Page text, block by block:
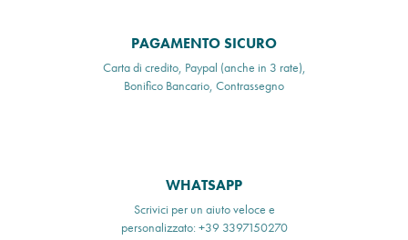
PAGAMENTO SICURO
Carta di credito, Paypal (anche in 3 rate),
Bonifico Bancario, Contrassegno
WHATSAPP
Scrivici per un aiuto veloce e
personalizzato: +39 3397150270